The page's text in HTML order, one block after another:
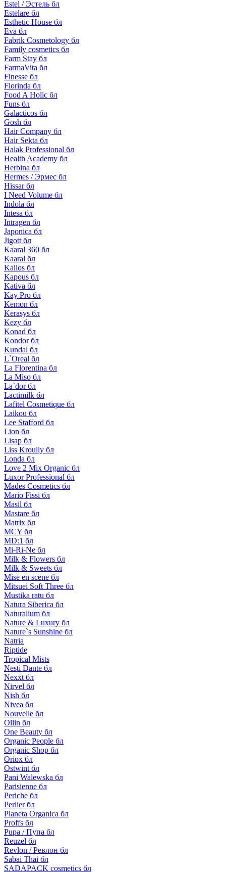
Estel / Эстель бл
Estelare бл
Esthetic House бл
Eva бл
Fabrik Cosmetology бл
Family cosmetics бл
Farm Stay бл
FarmaVita бл
Finesse бл
Florinda бл
Food A Holic бл
Funs бл
Galacticos бл
Gosh бл
Hair Company бл
Hair Sekta бл
Halak Professional бл
Health Academy бл
Herbina бл
Hermes / Эрмес бл
Hissar бл
I Need Volume бл
Indola бл
Intesa бл
Intragen бл
Japonica бл
Jigott бл
Kaaral 360 бл
Kaaral бл
Kallos бл
Kapous бл
Kativa бл
Kay Pro бл
Kemon бл
Kerasys бл
Kezy бл
Konad бл
Kondor бл
Kundal бл
L`Oreal бл
La Florentina бл
La Miso бл
La`dor бл
Lactimilk бл
Lafitel Cosmetique бл
Laikou бл
Lee Stafford бл
Lion бл
Lisap бл
Liss Kroully бл
Londa бл
Love 2 Mix Organic бл
Luxor Professional бл
Mades Cosmetics бл
Mario Fissi бл
Masil бл
Mastare бл
Matrix бл
MCY бл
MD:1 бл
Mi-Ri-Ne бл
Milk & Flowers бл
Milk & Sweets бл
Mise en scene бл
Mitsuei Soft Three бл
Mustika ratu бл
Natura Siberica бл
Naturalium бл
Nature & Luxury бл
Nature`s Sunshine бл
Natria
Riptide
Tropical Mists
Nesti Dante бл
Nexxt бл
Nirvel бл
Nish бл
Nivea бл
Nouvelle бл
Ollin бл
One Beauty бл
Organic People бл
Organic Shop бл
Oriox бл
Ostwint бл
Pani Walewska бл
Parisienne бл
Periche бл
Perlier бл
Planeta Organica бл
Proffs бл
Pupa / Пупа бл
Reuzel бл
Revlon / Ревлон бл
Sabai Thai бл
SADAPACK cosmetics бл